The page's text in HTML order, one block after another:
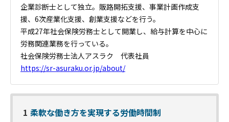
企業診断士として独立。販路開拓支援、事業計画作成支
援、6次産業化支援、 創業支援などを行う。
平成27年社会保険労務士として開業し、給与計算を中心に
労務関連業務を行っている。
社会保険労務士法人アスラク 代表社員
https://sr-asuraku.or.jp/about/
1 柔軟な働き方を実現する労働時間制